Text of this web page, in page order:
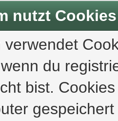
nutzt Cookies
verwendet
du
bist.